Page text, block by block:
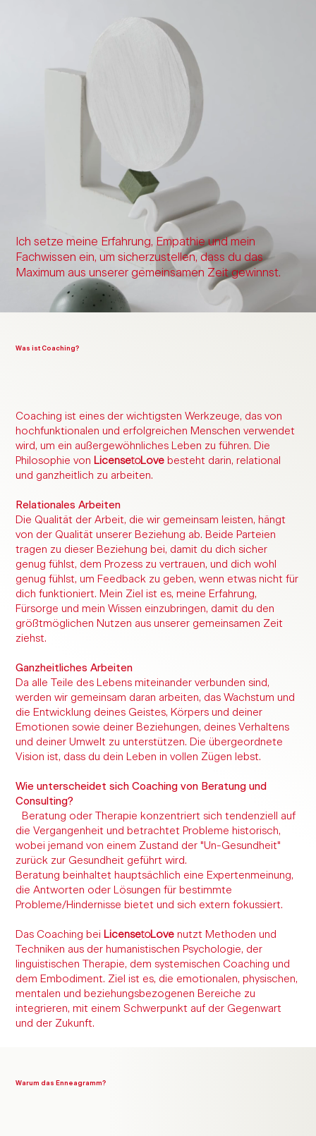
Ich setze meine Erfahrung, Empathie und mein
Fachwissen ein, um sicherzustellen, dass du das
Maximum aus unserer gemeinsamen Zeit gewinnst.
Was ist Coaching?
Coaching ist eines der wichtigsten Werkzeuge, das von
hochfunktionalen und erfolgreichen Menschen verwendet
wird, um ein außergewöhnliches Leben zu führen. Die
Philosophie von LicensetoLove besteht darin, relational
und ganzheitlich zu arbeiten.
Relationales Arbeiten
Die Qualität der Arbeit, die wir gemeinsam leisten, hängt
von der Qualität unserer Beziehung ab. Beide Parteien
tragen zu dieser Beziehung bei, damit du dich sicher
genug fühlst, dem Prozess zu vertrauen, und dich wohl
genug fühlst, um Feedback zu geben, wenn etwas nicht für
dich funktioniert. Mein Ziel ist es, meine Erfahrung,
Fürsorge und mein Wissen einzubringen, damit du den
größtmöglichen Nutzen aus unserer gemeinsamen Zeit
ziehst.
Ganzheitliches Arbeiten
Da alle Teile des Lebens miteinander verbunden sind,
werden wir gemeinsam daran arbeiten, das Wachstum und
die Entwicklung deines Geistes, Körpers und deiner
Emotionen sowie deiner Beziehungen, deines Verhaltens
und deiner Umwelt zu unterstützen. Die übergeordnete
Vision ist, dass du dein Leben in vollen Zügen lebst.
Wie unterscheidet sich Coaching von Beratung und
Consulting?
Beratung oder Therapie konzentriert sich tendenziell auf
die Vergangenheit und betrachtet Probleme historisch,
wobei jemand von einem Zustand der "Un-Gesundheit"
zurück zur Gesundheit geführt wird.
Beratung beinhaltet hauptsächlich eine Expertenmeinung,
die Antworten oder Lösungen für bestimmte
Probleme/Hindernisse bietet und sich extern fokussiert.
Das Coaching bei LicensetoLove nutzt Methoden und
Techniken aus der humanistischen Psychologie, der
linguistischen Therapie, dem systemischen Coaching und
dem Embodiment. Ziel ist es, die emotionalen, physischen,
mentalen und beziehungsbezogenen Bereiche zu
integrieren, mit einem Schwerpunkt auf der Gegenwart
und der Zukunft.
Warum das Enneagramm?